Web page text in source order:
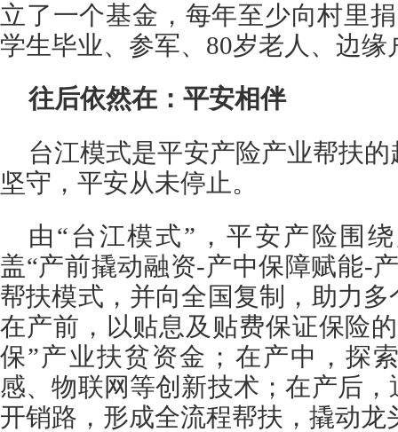
立了一个基金，每年至少向村里
学生毕业、参军、80岁老人、边缘
往后依然在：平安相伴
台江模式是平安产险产业帮扶
坚守，平安从未停止。
由“台江模式”，平安产险围
盖“产前撬动融资-产中保障赋能-
帮扶模式，并向全国复制，助力
在产前，以贴息及贴费保证保险
保”产业扶贫资金；在产中，探
感、物联网等创新技术；在产后
开销路，形成全流程帮扶，撬动